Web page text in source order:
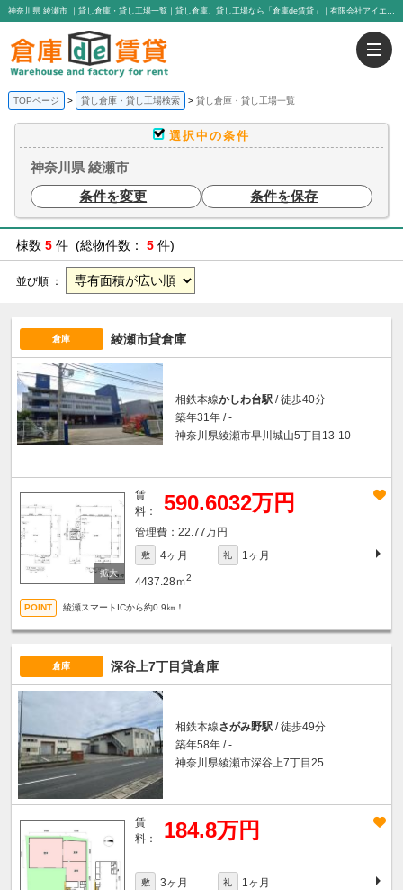
神奈川県 綾瀬市 ｜貸し倉庫・貸し工場一覧｜貸し倉庫、貸し工場なら「倉庫de賃貸」｜有限会社アイエヌジー・トゥエンティーワン
TOPページ 貸し倉庫・貸し工場検索 貸し倉庫・貸し工場一覧
選択中の条件
神奈川県 綾瀬市
条件を変更
条件を保存
棟数 5 件 (総物件数： 5 件)
並び順 ：
倉庫 綾瀬市貸倉庫
相鉄本線かしわ台駅 / 徒歩40分
築年31年 / -
神奈川県綾瀬市早川城山5丁目13-10
賃
料：
590.6032万円
22.77万円
敷 4ヶ月 礼 1ヶ月
4437.28ｍ2
綾瀬スマートICから約0.9㎞！
倉庫 深谷上7丁目貸倉庫
相鉄本線さがみ野駅 / 徒歩49分
築年58年 / -
神奈川県綾瀬市深谷上7丁目25
賃
料：
184.8万円
敷 3ヶ月 礼 1ヶ月